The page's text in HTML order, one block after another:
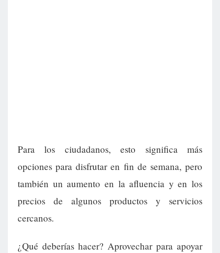
Para los ciudadanos, esto significa más
opciones para disfrutar en fin de semana, pero
también un aumento en la afluencia y en los
precios de algunos productos y servicios
cercanos.
¿Qué deberías hacer? Aprovechar para apoyar